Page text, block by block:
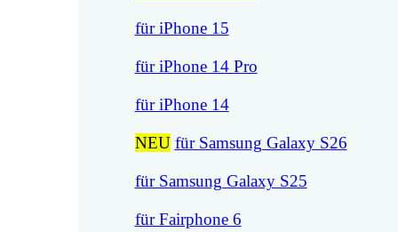
für iPhone 15
für iPhone 14 Pro
für iPhone 14
NEU für Samsung Galaxy S26
für Samsung Galaxy S25
für Fairphone 6